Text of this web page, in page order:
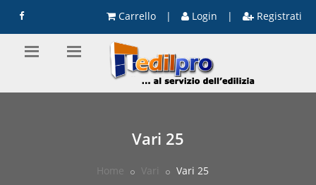
Carrello | Login | Registrati
Vari 25
Home Vari Vari 25